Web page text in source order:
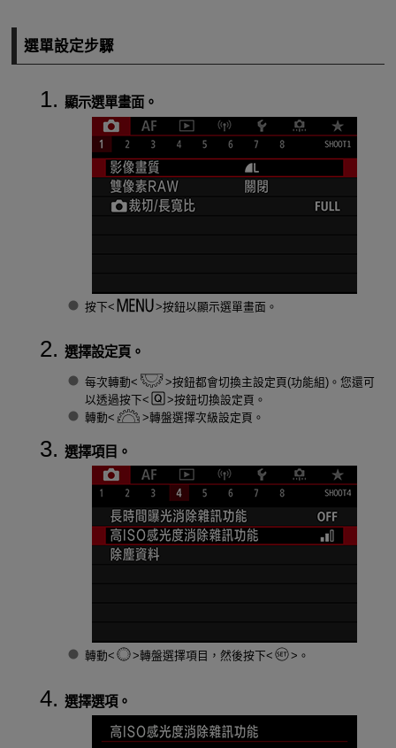
選單設定步驟
顯示選單畫面。
按下 按鈕以顯示選單畫面。
選擇設定頁。
每次轉動
按鈕都會切換主設定頁(功能組)。您還可
以透過按下
按鈕切換設定頁。
轉動
轉盤選擇次級設定頁。
選擇項目。
轉動 轉盤選擇項目，然後按下 。
選擇選項。